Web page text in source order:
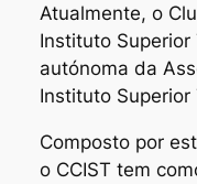
Atualmente, o
Instituto Superior
autónoma da
Instituto Superior
Composto por
o CCIST tem